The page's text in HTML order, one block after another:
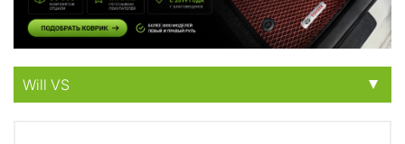
Will VS